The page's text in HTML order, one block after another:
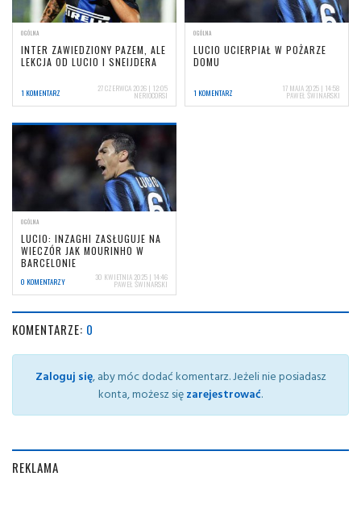
OGÓLNA
INTER ZAWIEDZIONY PAZEM, ALE
LEKCJA OD LUCIO I SNEIJDERA
1 KOMENTARZ 27 CZERWCA 2026 | 12:05
NERIOCORSI
OGÓLNA
LUCIO UCIERPIAŁ W POŻARZE
DOMU
1 KOMENTARZ 17 MAJA 2025 | 14:58
PAWEŁ ŚWINARSKI
OGÓLNA
LUCIO: INZAGHI ZASŁUGUJE NA
WIECZÓR JAK MOURINHO W
BARCELONIE
0 KOMENTARZY 30 KWIETNIA 2025 | 14:46
PAWEŁ ŚWINARSKI
KOMENTARZE: 0
Zaloguj się, aby móc dodać komentarz. Jeżeli nie posiadasz
konta, możesz sięzarejestrować.
REKLAMA